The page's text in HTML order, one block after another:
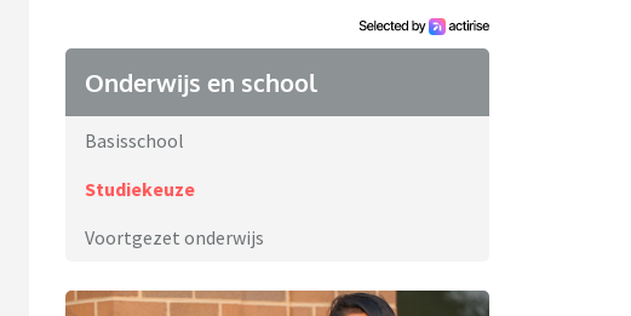
Onderwijs en school
Basisschool
Studiekeuze
Voortgezet onderwijs